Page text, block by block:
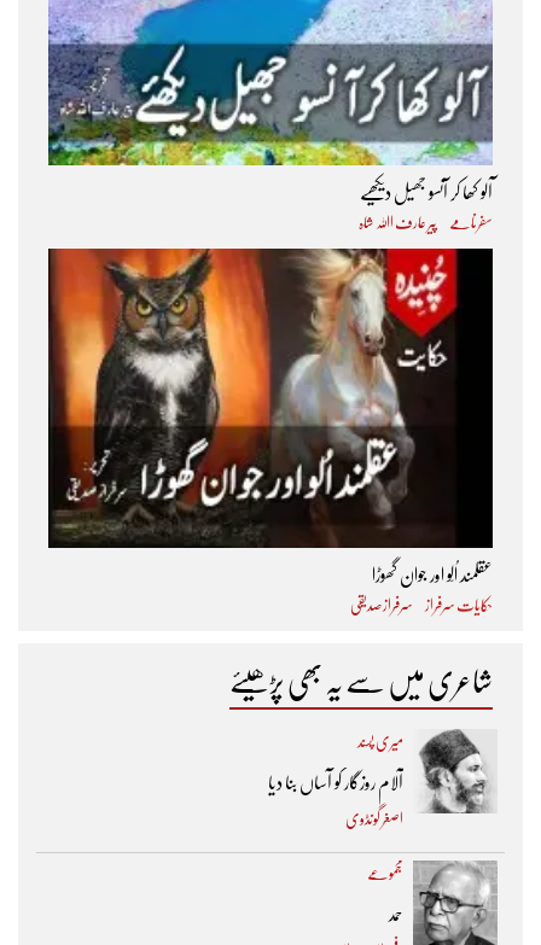
آلو کھا کر آنسو جھیل دیکھیے
سفرنامے پیر عارف اﷲ شاہ
عقلمند اُلّو اور جوان گھوڑا
حکایات سرفراز سرفراز صدیقی
شاعری میں سے یہ بھی پڑھیئے
میری پسند
آلام روزگار کو آساں بنا دیا
اصغر گونڈوی
مجموعے
حمد